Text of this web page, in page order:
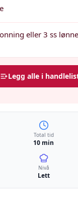
eller 3 ss
Legg alle i
Total tid
10 min
Nivå
Lett